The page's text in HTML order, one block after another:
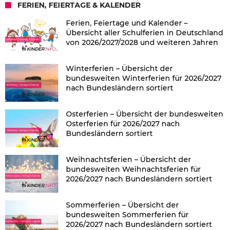
FERIEN, FEIERTAGE & KALENDER
Ferien, Feiertage und Kalender –
Übersicht aller Schulferien in Deutschland
von 2026/2027/2028 und weiteren Jahren
Winterferien – Übersicht der
bundesweiten Winterferien für 2026/2027
nach Bundesländern sortiert
Osterferien – Übersicht der bundesweiten
Osterferien für 2026/2027 nach
Bundesländern sortiert
Weihnachtsferien – Übersicht der
bundesweiten Weihnachtsferien für
2026/2027 nach Bundesländern sortiert
Sommerferien – Übersicht der
bundesweiten Sommerferien für
2026/2027 nach Bundesländern sortiert